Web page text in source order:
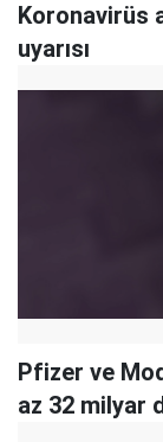
Koronavirüs
uyarısı
Pfizer ve
az 32 milyar